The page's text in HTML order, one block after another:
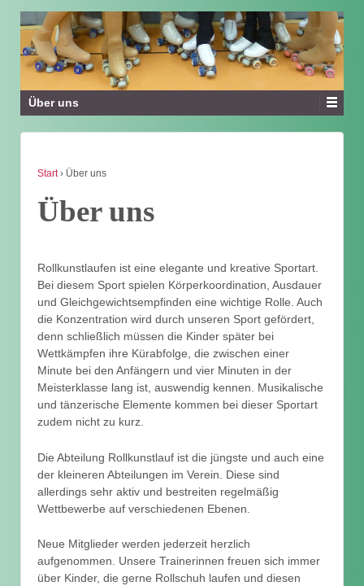
Über uns
Start › Über uns
Über uns
Rollkunstlaufen ist eine elegante und kreative Sportart.
Bei diesem Sport spielen Körperkoordination, Ausdauer
und Gleichgewichtsempfinden eine wichtige Rolle. Auch
die Konzentration wird durch unseren Sport gefördert,
denn schließlich müssen die Kinder später bei
Wettkämpfen ihre Kürabfolge, die zwischen einer
Minute bei den Anfängern und vier Minuten in der
Meisterklasse lang ist, auswendig kennen. Musikalische
und tänzerische Elemente kommen bei dieser Sportart
zudem nicht zu kurz.
Die Abteilung Rollkunstlauf ist die jüngste und auch eine
der kleineren Abteilungen im Verein. Diese sind
allerdings sehr aktiv und bestreiten regelmäßig
Wettbewerbe auf verschiedenen Ebenen.
Neue Mitglieder werden jederzeit herzlich
aufgenommen. Unsere Trainerinnen freuen sich immer
über Kinder, die gerne Rollschuh laufen und diesen